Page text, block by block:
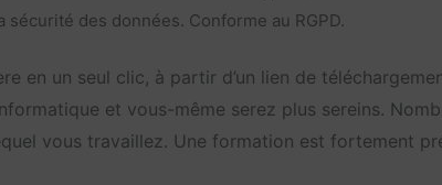
des données. Conforme au RGPD.
en un seul clic, à partir d’un lien de
et vous-même serez plus sereins.
vous travaillez. Une formation est fortement